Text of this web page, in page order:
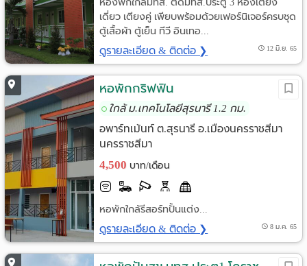
เดี่ยว เตียงคู่ เพียบพร้อมด้วยเฟอร์นิเจอร์ครบชุด
ตู้เสื้อผ้า ตู้เย็น ทีวี อินเทอ...
ดูรายละเอียด & ติดต่อ ❯ 12 มิ.ย. 65
หอพักกริฟฟิน
ใกล้ ม.เทคโนโลยีสุรนารี 1.2 กม.
อพาร์ทเม้นท์ ต.สุรนารี อ.เมืองนครราชสีมา
นครราชสีมา
4,500 บาท/เดือน
หอพักใกล้รีสอร์ทปั้นแต่ง...
ดูรายละเอียด & ติดต่อ ❯ 8 ม.ค. 65